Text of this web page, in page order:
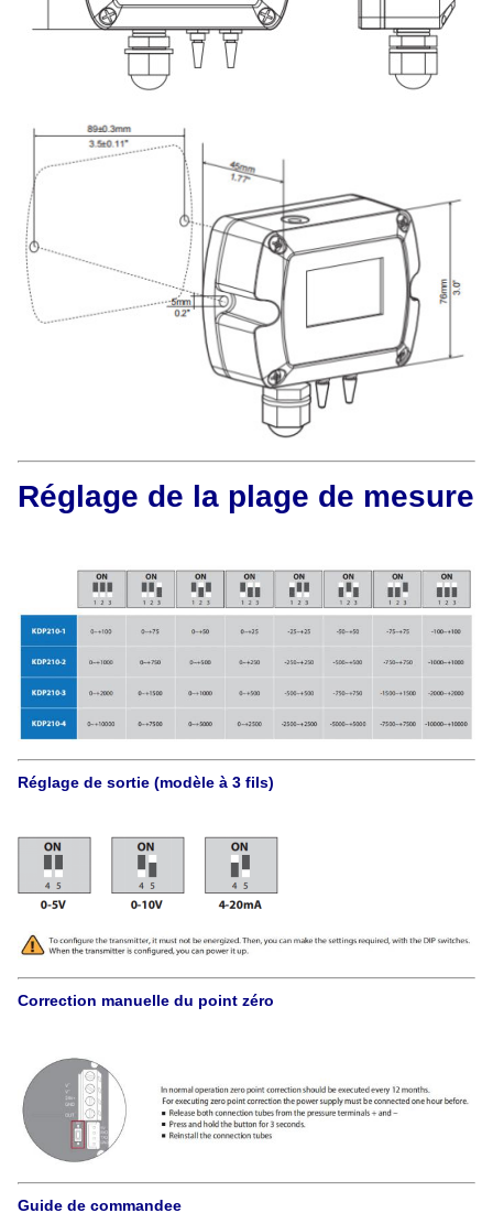
Réglage de la plage de mesure
Réglage de sortie (modèle à 3 fils)
Correction manuelle du point zéro
Guide de commandee